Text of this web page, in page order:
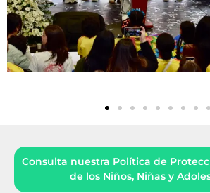
Consulta nuestra Política de
de los Niños, Niñas y